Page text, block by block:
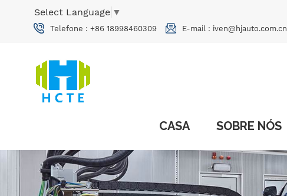
Select Language ▼
Telefone : +86 18998460309 E-mail : iven@hjauto.com.cn
CASA SOBRE NÓS